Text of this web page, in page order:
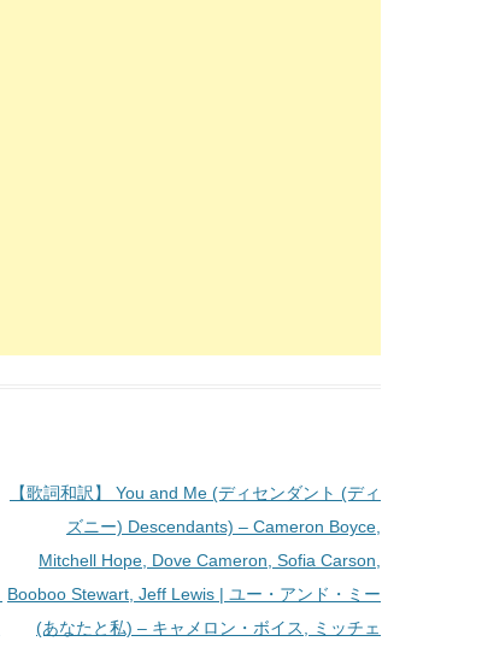
【歌詞和訳】 You and Me (ディセンダント (ディ
ズニー) Descendants) – Cameron Boyce,
Mitchell Hope, Dove Cameron, Sofia Carson,
Booboo Stewart, Jeff Lewis | ユー・アンド・ミー
(あなたと私) – キャメロン・ボイス, ミッチェ